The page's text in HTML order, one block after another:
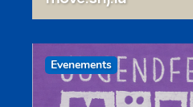
Evenements